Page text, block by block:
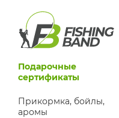
Подарочные
сертификаты
Прикормка, бойлы,
аромы